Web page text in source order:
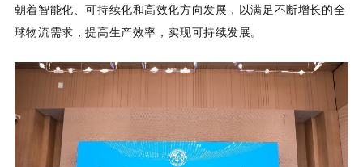
朝着智能化、可持续化和高效化方向发展，以满足不断增长的全
球物流需求，提高生产效率，实现可持续发展。